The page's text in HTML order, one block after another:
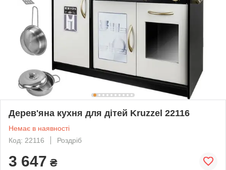
Дерев'яна кухня для дітей Kruzzel 22116
Немає в наявності
Код: 22116
Роздріб
3 647 ₴